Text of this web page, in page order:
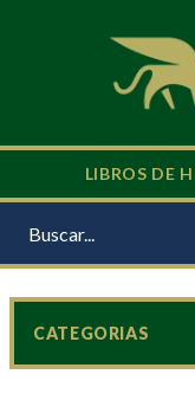
LIBROS DE
CATEGORIAS